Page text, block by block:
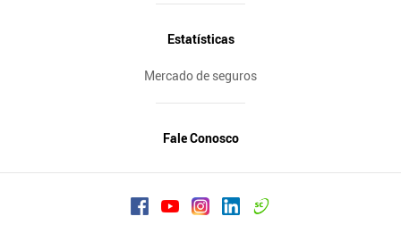
Estatísticas
Mercado de seguros
Fale Conosco